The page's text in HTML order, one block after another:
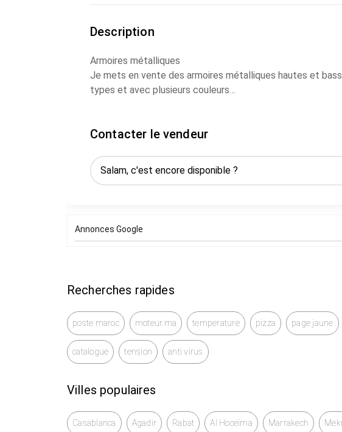
Description
Armoires métalliques
Je mets en vente des armoires métalliques hautes et
types et avec plusieurs couleurs
Contacter le vendeur
Annonces Google
Recherches rapides
poste maroc moteur.ma temperature pizza page jaune
catalogue tension anti virus
Villes populaires
Casablanca Agadir Rabat Al Hoceïma Marrakech